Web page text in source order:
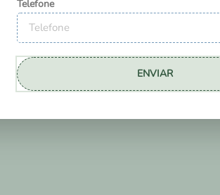
Telefone
ENVIAR
ser fino.